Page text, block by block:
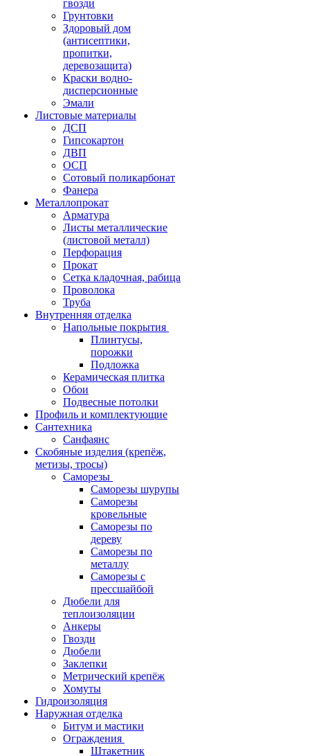
гвозди
Грунтовки
Здоровый дом
(антисептики,
пропитки,
деревозащита)
Краски водно-
дисперсионные
Эмали
Листовые материалы
ДСП
Гипсокартон
ДВП
ОСП
Сотовый поликарбонат
Фанера
Металлопрокат
Арматура
Листы металлические
(листовой металл)
Перфорация
Прокат
Сетка кладочная, рабица
Проволока
Труба
Внутренняя отделка
Напольные покрытия
Плинтусы,
порожки
Подложка
Керамическая плитка
Обои
Подвесные потолки
Профиль и комплектующие
Сантехника
Санфаянс
Скобяные изделия (крепёж,
метизы, тросы)
Саморезы
Саморезы шурупы
Саморезы
кровельные
Саморезы по
дереву
Саморезы по
металлу
Саморезы с
прессшайбой
Дюбели для
теплоизоляции
Анкеры
Гвозди
Дюбели
Заклепки
Метрический крепёж
Хомуты
Гидроизоляция
Наружная отделка
Битум и мастики
Ограждения
Штакетник